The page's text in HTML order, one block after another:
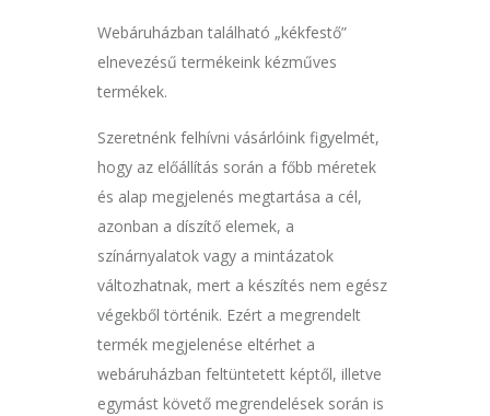
Webáruházban található „kékfestő”
elnevezésű termékeink kézműves
termékek.
Szeretnénk felhívni vásárlóink figyelmét,
hogy az előállítás során a főbb méretek
és alap megjelenés megtartása a cél,
azonban a díszítő elemek, a
színárnyalatok vagy a mintázatok
változhatnak, mert a készítés nem egész
végekből történik. Ezért a megrendelt
termék megjelenése eltérhet a
webáruházban feltüntetett képtől, illetve
egymást követő megrendelések során is